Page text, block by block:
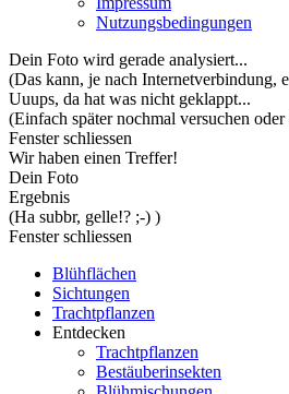
Nutzungsbedingungen
Dein Foto wird gerade analysiert...
(Das kann, je nach Internetverbindung,
Uuups, da hat was nicht geklappt...
(Einfach später nochmal versuchen
Fenster schliessen
Wir haben einen Treffer!
Dein Foto
Ergebnis
(Ha subbr, gelle!? ;-) )
Fenster schliessen
Blühflächen
Sichtungen
Trachtpflanzen
Entdecken
Trachtpflanzen
Bestäuberinsekten